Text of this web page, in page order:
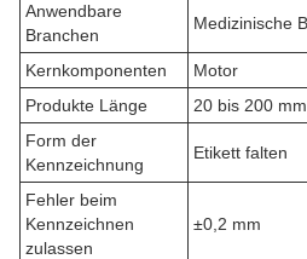
Anwendbare
Branchen
Medizinische
Kernkomponenten
Motor
Produkte Länge
20 bis 200 mm
Form der
Kennzeichnung
Etikett falten
Fehler beim
Kennzeichnen
zulassen
±0,2 mm